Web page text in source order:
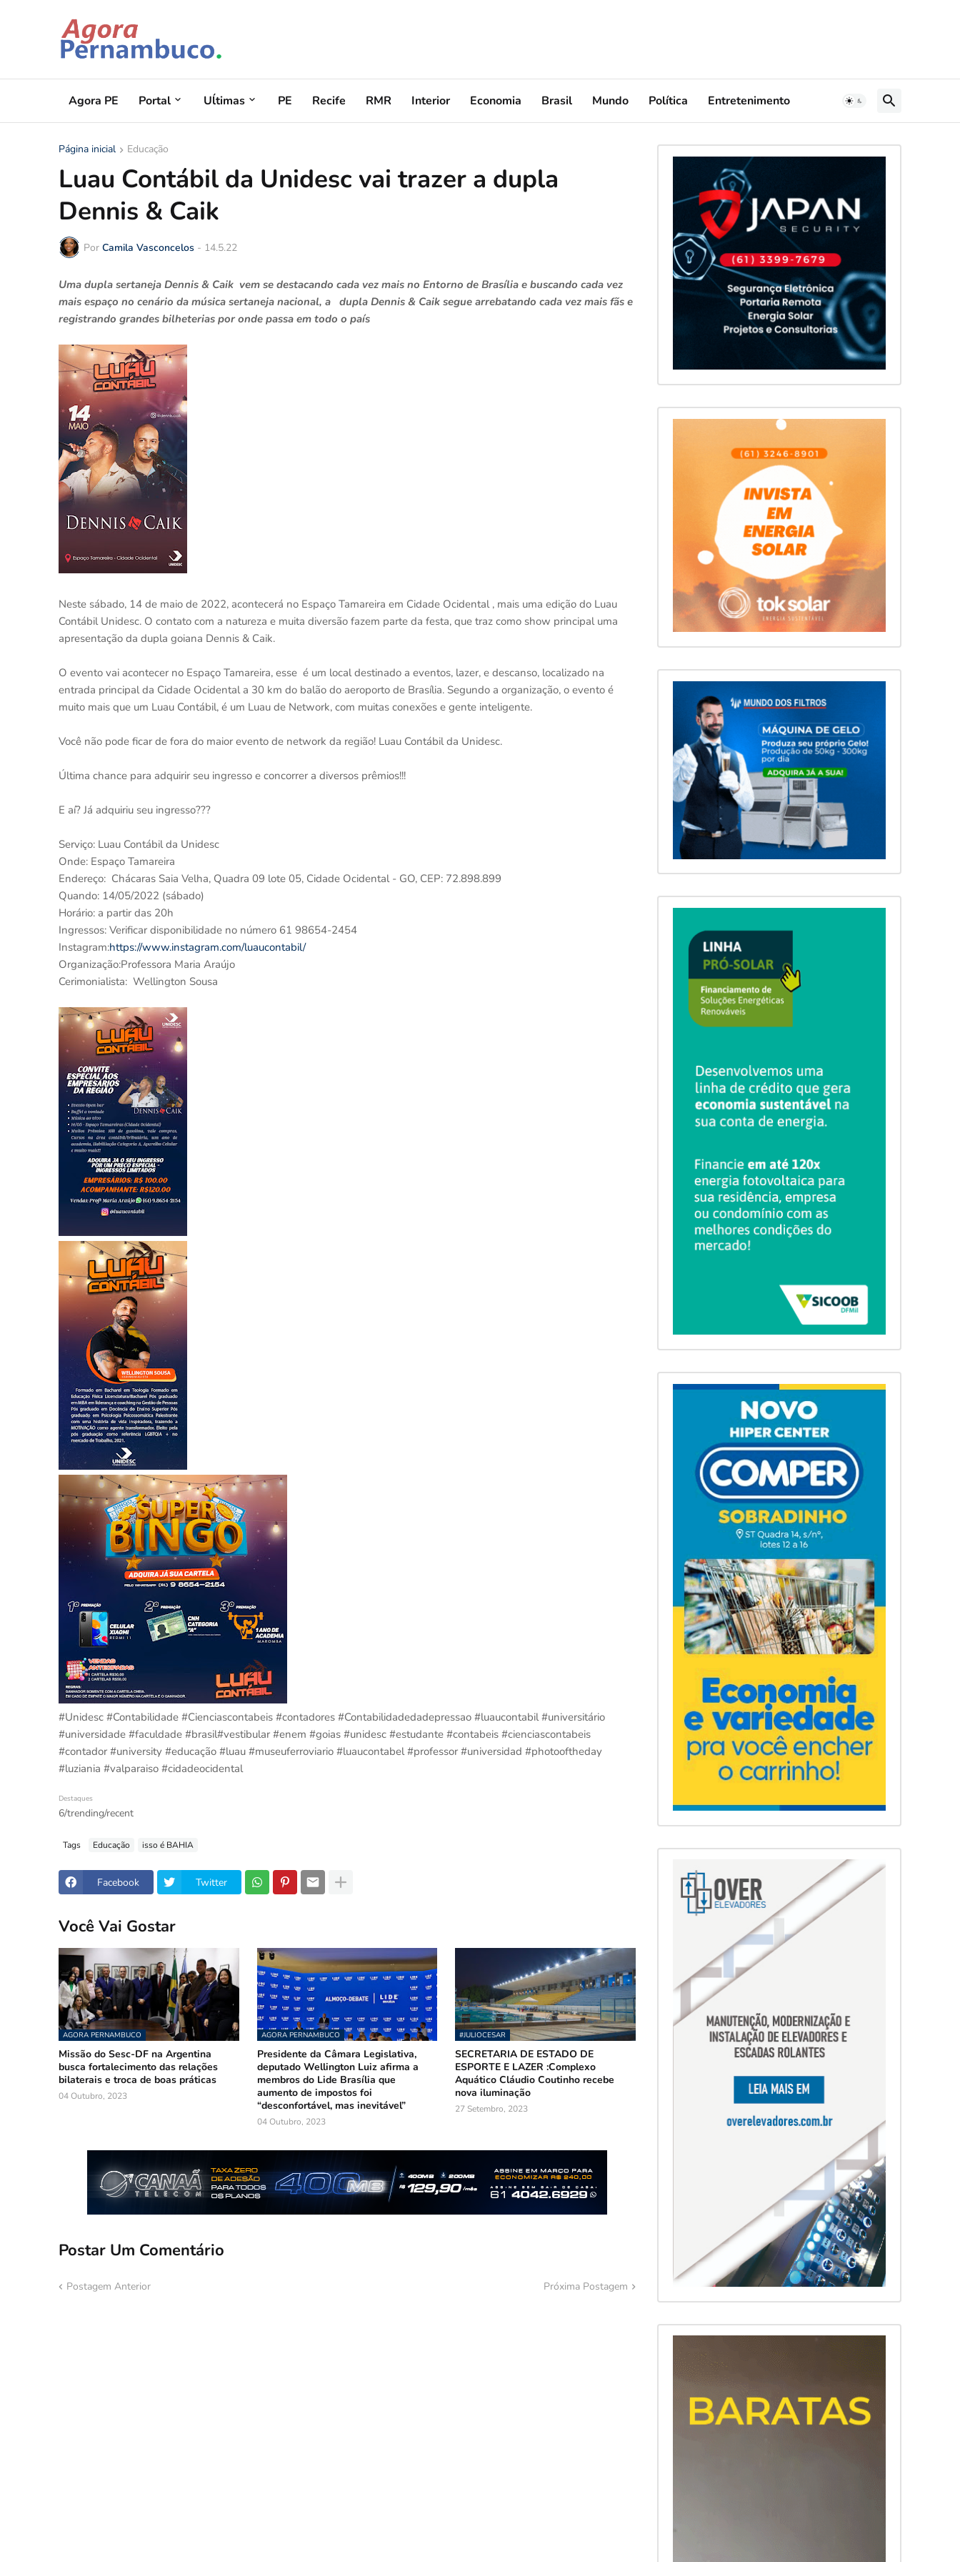
Agora PE Portal Uĺtimas PE Recife RMR Interior Economia Brasil Mundo Política Entretenimento
Página inicial Educação
Luau Contábil da Unidesc vai trazer a dupla
Dennis & Caik
Por Camila Vasconcelos - 14.5.22
Uma dupla sertaneja Dennis & Caik vem se destacando cada vez mais no Entorno de Brasília e buscando cada vez
mais espaço no cenário da música sertaneja nacional, a dupla Dennis & Caik segue arrebatando cada vez mais fãs e
registrando grandes bilheterias por onde passa em todo o país
Neste sábado, 14 de maio de 2022, acontecerá no Espaço Tamareira em Cidade Ocidental , mais uma edição do Luau
Contábil Unidesc. O contato com a natureza e muita diversão fazem parte da festa, que traz como show principal uma
apresentação da dupla goiana Dennis & Caik.
O evento vai acontecer no Espaço Tamareira, esse é um local destinado a eventos, lazer, e descanso, localizado na
entrada principal da Cidade Ocidental a 30 km do balão do aeroporto de Brasília. Segundo a organização, o evento é
muito mais que um Luau Contábil, é um Luau de Network, com muitas conexões e gente inteligente.
Você não pode ficar de fora do maior evento de network da região! Luau Contábil da Unidesc.
Última chance para adquirir seu ingresso e concorrer a diversos prêmios!!!
E aí? Já adquiriu seu ingresso???
Serviço: Luau Contábil da Unidesc
Onde: Espaço Tamareira
Endereço: Chácaras Saia Velha, Quadra 09 lote 05, Cidade Ocidental - GO, CEP: 72.898.899
Quando: 14/05/2022 (sábado)
Horário: a partir das 20h
Ingressos: Verificar disponibilidade no número 61 98654-2454
Instagram:https://www.instagram.com/luaucontabil/
Organização:Professora Maria Araújo
Cerimonialista: Wellington Sousa
#Unidesc #Contabilidade #Cienciascontabeis #contadores #Contabilidadedadepressao #luaucontabil #universitário
#universidade #faculdade #brasil#vestibular #enem #goias #unidesc #estudante #contabeis #cienciascontabeis
#contador #university #educação #luau #museuferroviario #luaucontabel #professor #universidad #photooftheday
#luziania #valparaiso #cidadeocidental
Destaques
6/trending/recent
Tags Educação isso é BAHIA
Facebook Twitter
Você Vai Gostar
AGORA PERNAMBUCO
Missão do Sesc-DF na Argentina
busca fortalecimento das relações
bilaterais e troca de boas práticas
04 Outubro, 2023
AGORA PERNAMBUCO
Presidente da Câmara Legislativa,
deputado Wellington Luiz afirma a
membros do Lide Brasília que
aumento de impostos foi
“desconfortável, mas inevitável”
04 Outubro, 2023
#JULIOCESAR
SECRETARIA DE ESTADO DE
ESPORTE E LAZER :Complexo
Aquático Cláudio Coutinho recebe
nova iluminação
27 Setembro, 2023
Postar Um Comentário
Postagem Anterior Próxima Postagem